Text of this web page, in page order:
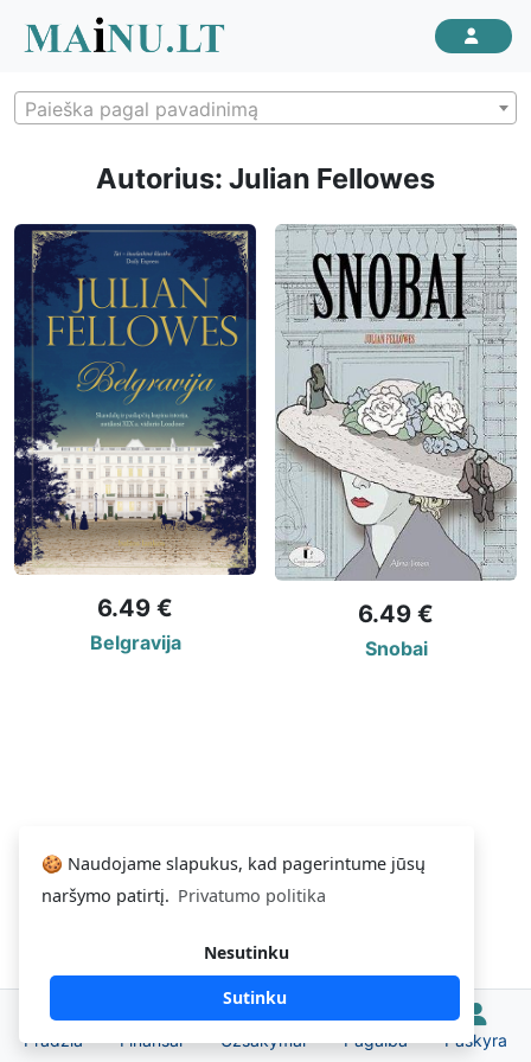
🍪 Naudojame slapukus, kad pagerintume jūsų
naršymo patirtį. Privatumo politika
Nesutinku
Sutinku
Paieška pagal pavadinimą
Autorius: Julian Fellowes
6.49 €
Belgravija
6.49 €
Snobai
Pradžia Finansai Užsakymai Pagalba Paskyra